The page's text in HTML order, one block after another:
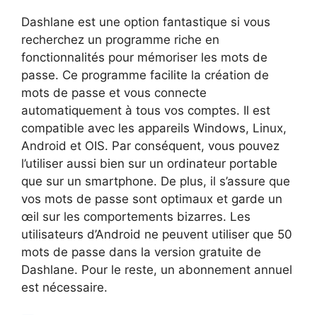
Dashlane est une option fantastique si vous
recherchez un programme riche en
fonctionnalités pour mémoriser les mots de
passe. Ce programme facilite la création de
mots de passe et vous connecte
automatiquement à tous vos comptes. Il est
compatible avec les appareils Windows, Linux,
Android et OIS. Par conséquent, vous pouvez
l’utiliser aussi bien sur un ordinateur portable
que sur un smartphone. De plus, il s’assure que
vos mots de passe sont optimaux et garde un
œil sur les comportements bizarres. Les
utilisateurs d’Android ne peuvent utiliser que 50
mots de passe dans la version gratuite de
Dashlane. Pour le reste, un abonnement annuel
est nécessaire.